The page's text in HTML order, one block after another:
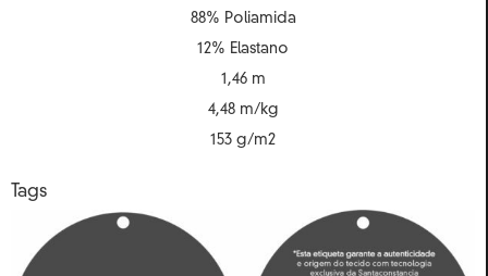
88% Poliamida
12% Elastano
1,46 m
4,48 m/kg
153 g/m2
Tags